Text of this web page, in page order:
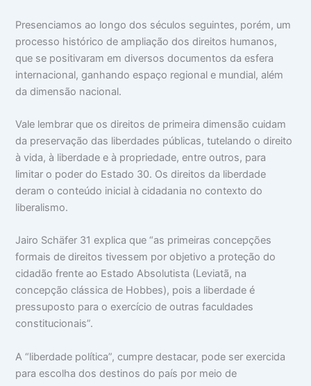
Presenciamos ao longo dos séculos seguintes, porém, um
processo histórico de ampliação dos direitos humanos,
que se positivaram em diversos documentos da esfera
internacional, ganhando espaço regional e mundial, além
da dimensão nacional.
Vale lembrar que os direitos de primeira dimensão cuidam
da preservação das liberdades públicas, tutelando o direito
à vida, à liberdade e à propriedade, entre outros, para
limitar o poder do Estado 30. Os direitos da liberdade
deram o conteúdo inicial à cidadania no contexto do
liberalismo.
Jairo Schäfer 31 explica que “as primeiras concepções
formais de direitos tivessem por objetivo a proteção do
cidadão frente ao Estado Absolutista (Leviatã, na
concepção clássica de Hobbes), pois a liberdade é
pressuposto para o exercício de outras faculdades
constitucionais”.
A “liberdade política”, cumpre destacar, pode ser exercida
para escolha dos destinos do país por meio de